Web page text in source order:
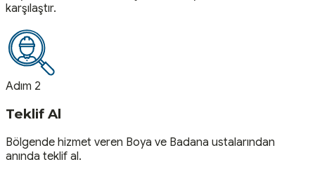
karşılaştır.
Adım 2
Teklif Al
Bölgende hizmet veren Boya ve Badana ustalarından
anında teklif al.